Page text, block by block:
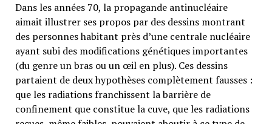
Dans les années 70, la propagande antinucléaire
aimait illustrer ses propos par des dessins montrant
des personnes habitant près d’une centrale nucléaire
ayant subi des modifications génétiques importantes
(du genre un bras ou un œil en plus). Ces dessins
partaient de deux hypothèses complètement fausses :
que les radiations franchissent la barrière de
confinement que constitue la cuve, que les radiations